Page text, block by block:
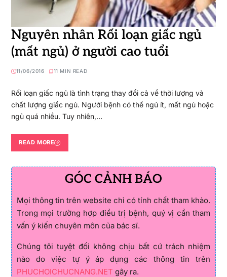
Nguyên nhân Rối loạn giấc ngủ
(mất ngủ) ở người cao tuổi
11/06/2016 11 MIN READ
Rối loạn giấc ngủ là tình trạng thay đổi cả về thời lượng và
chất lượng giấc ngủ. Người bệnh có thể ngủ ít, mất ngủ hoặc
ngủ quá nhiều. Tuy nhiên,…
READ MORE
GÓC CẢNH BÁO
Mọi thông tin trên website chỉ có tính chất tham khảo.
Trong mọi trường hợp điều trị bệnh, quý vị cần tham
vấn ý kiến chuyên môn của bác sĩ.
Chúng tôi tuyệt đối không chịu bất cứ trách nhiệm
nào do việc tự ý áp dụng các thông tin trên
PHUCHOICHUCNANG.NET gây ra.